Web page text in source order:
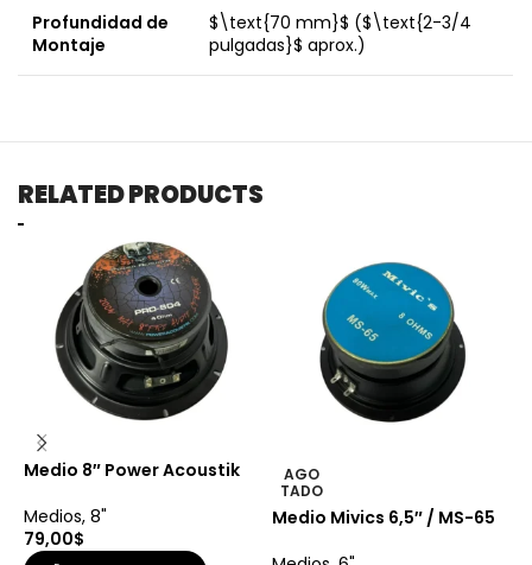
Profundidad de
Montaje
$\text{70 mm}$ ($\text{2-3/4
pulgadas}$ aprox.)
RELATED PRODUCTS
Medio 8″ Power Acoustik
Medios, 8"
79,00$
AGO
TADO
Medio Mivics 6,5″ / MS-65